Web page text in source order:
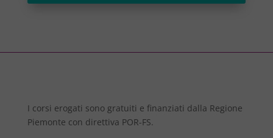
I corsi erogati sono gratuiti e finanziati dalla Regione
Piemonte con direttiva POR-FS.